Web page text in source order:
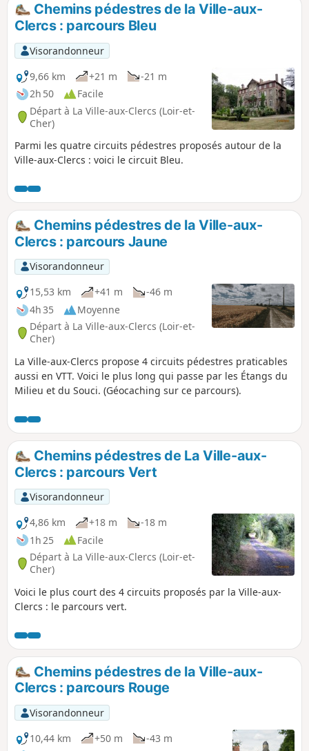
Chemins pédestres de la Ville-aux-
Clercs : parcours Bleu
Visorandonneur
9,66 km
+21 m
-21 m
2h 50
Facile
Départ à La Ville-aux-Clercs (Loir-et-
Cher)
Parmi les quatre circuits pédestres proposés autour de la
Ville-aux-Clercs : voici le circuit Bleu.
Chemins pédestres de la Ville-aux-
Clercs : parcours Jaune
Visorandonneur
15,53 km
+41 m
-46 m
4h 35
Moyenne
Départ à La Ville-aux-Clercs (Loir-et-
Cher)
La Ville-aux-Clercs propose 4 circuits pédestres praticables
aussi en VTT. Voici le plus long qui passe par les Étangs du
Milieu et du Souci. (Géocaching sur ce parcours).
Chemins pédestres de La Ville-aux-
Clercs : parcours Vert
Visorandonneur
4,86 km
+18 m
-18 m
1h 25
Facile
Départ à La Ville-aux-Clercs (Loir-et-
Cher)
Voici le plus court des 4 circuits proposés par la Ville-aux-
Clercs : le parcours vert.
Chemins pédestres de la Ville-aux-
Clercs : parcours Rouge
Visorandonneur
10,44 km
+50 m
-43 m